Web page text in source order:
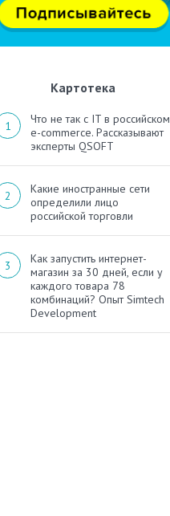
Картотека
Что не так с IT в российском
e-commerce. Рассказывают
эксперты QSOFT
Какие иностранные сети
определили лицо
российской торговли
Как запустить интернет-
магазин за 30 дней, если у
каждого товара 78
комбинаций? Опыт Simtech
Development